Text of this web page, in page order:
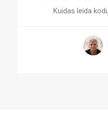
Üks väike detail